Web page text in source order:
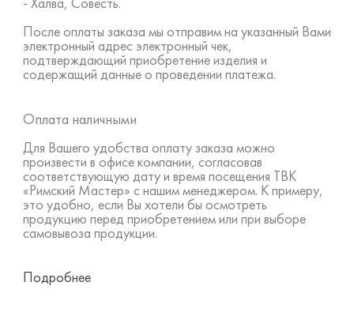
- Халва, Совесть.
После оплаты заказа мы отправим на указанный Вами
электронный адрес электронный чек,
подтверждающий приобретение изделия и
содержащий данные о проведении платежа.
Оплата наличными
Для Вашего удобства оплату заказа можно
произвести в офисе компании, согласовав
соответствующую дату и время посещения ТВК
«Римский Мастер» с нашим менеджером. К примеру,
это удобно, если Вы хотели бы осмотреть
продукцию перед приобретением или при выборе
самовывоза продукции.
Подробнее